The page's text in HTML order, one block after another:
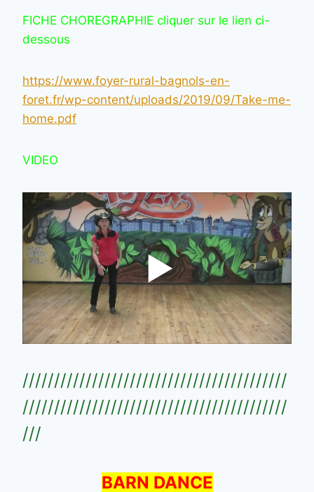
FICHE CHOREGRAPHIE cliquer sur le lien ci-
dessous
https://www.foyer-rural-bagnols-en-
foret.fr/wp-content/uploads/2019/09/Take-me-
home.pdf
VIDEO
//////////////////////////////////////////
//////////////////////////////////////////
///
BARN DANCE